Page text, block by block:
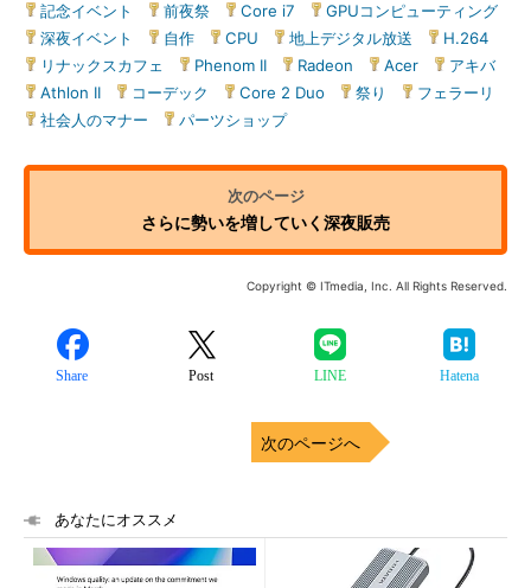
記念イベント 前夜祭 Core i7 GPUコンピューティング
深夜イベント
自作 CPU 地上デジタル放送 H.264
リナックスカフェ
Phenom II Radeon Acer アキバ|
Athlon II
コーデック Core 2 Duo 祭り フェラーリ
社会人のマナー
パーツショップ
さらに勢いを増していく深夜販売
Copyright © ITmedia, Inc. All Rights Reserved.
Share Post LINE Hatena
次のページへ
あなたにオススメ